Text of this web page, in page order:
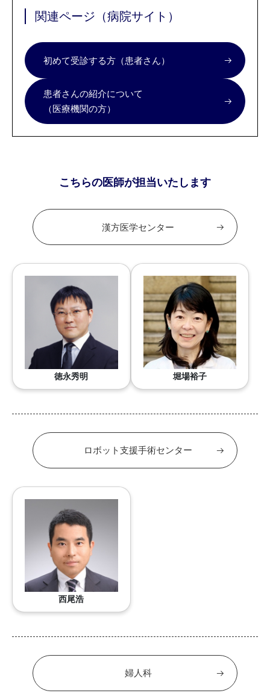
関連ページ（病院サイト）
初めて受診する方（患者さん）
患者さんの紹介について
（医療機関の方）
こちらの医師が担当いたします
漢方医学センター
徳永秀明 堀場裕子
ロボット支援手術センター
西尾浩
婦人科